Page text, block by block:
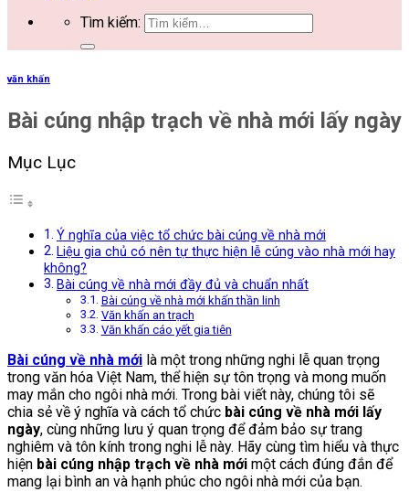
Tìm kiếm:
văn khấn
Bài cúng nhập trạch về nhà mới lấy ngày
Mục Lục
Ý nghĩa của việc tổ chức bài cúng về nhà mới
Liệu gia chủ có nên tự thực hiện lễ cúng vào nhà mới hay
không?
Bài cúng về nhà mới đầy đủ và chuẩn nhất
Bài cúng về nhà mới khấn thần linh
Văn khấn an trạch
Văn khấn cáo yết gia tiên
Bài cúng về nhà mới là một trong những nghi lễ quan trọng
trong văn hóa Việt Nam, thể hiện sự tôn trọng và mong muốn
may mắn cho ngôi nhà mới. Trong bài viết này, chúng tôi sẽ
chia sẻ về ý nghĩa và cách tổ chức bài cúng về nhà mới lấy
ngày, cùng những lưu ý quan trọng để đảm bảo sự trang
nghiêm và tôn kính trong nghi lễ này. Hãy cùng tìm hiểu và thực
hiện bài cúng nhập trạch về nhà mới một cách đúng đắn để
mang lại bình an và hạnh phúc cho ngôi nhà mới của bạn.